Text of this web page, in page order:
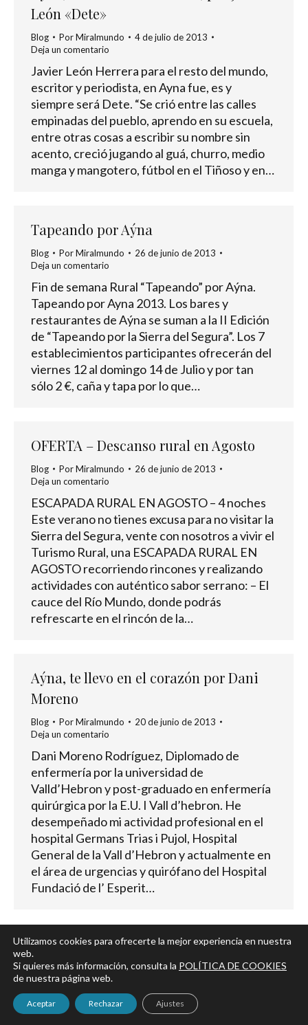
León «Dete»
Blog PorMiralmundo
4 de julio de 2013
Deja un comentario
Javier León Herrera para el resto del mundo,
escritor y periodista, en Ayna fue, es y
siempre será Dete. “Se crió entre las calles
empinadas del pueblo, aprendo en su escuela,
entre otras cosas a escribir su nombre sin
acento, creció jugando al guá, churro, medio
manga y mangotero, fútbol en el Tiñoso y en…
Tapeando por Aýna
Blog PorMiralmundo
26 de junio de 2013
Deja un comentario
Fin de semana Rural “Tapeando” por Aýna.
Tapeando por Ayna 2013. Los bares y
restaurantes de Aýna se suman a la II Edición
de “Tapeando por la Sierra del Segura”. Los 7
establecimientos participantes ofrecerán del
viernes 12 al domingo 14 de Julio y por tan
sólo 2 €, caña y tapa por lo que…
OFERTA – Descanso rural en Agosto
Blog PorMiralmundo
26 de junio de 2013
Deja un comentario
ESCAPADA RURAL EN AGOSTO – 4 noches
Este verano no tienes excusa para no visitar la
Sierra del Segura, vente con nosotros a vivir el
Turismo Rural, una ESCAPADA RURAL EN
AGOSTO recorriendo rincones y realizando
actividades con auténtico sabor serrano: – El
cauce del Río Mundo, donde podrás
refrescarte en el rincón de la…
Aýna, te llevo en el corazón por Dani
Moreno
Blog PorMiralmundo
20 de junio de 2013
Deja un comentario
Dani Moreno Rodríguez, Diplomado de
enfermería por la universidad de
Valld’Hebron y post-graduado en enfermería
quirúrgica por la E.U. I Vall d’hebron. He
desempeñado mi actividad profesional en el
hospital Germans Trias i Pujol, Hospital
General de la Vall d’Hebron y actualmente en
el área de urgencias y quirófano del Hospital
Fundació de l’ Esperit…
14 15 16
17
Utilizamos cookies para ofrecerte la mejor experiencia en nuestra
web.
Si quieres más información, consulta la POLÍTICA DE COOKIES
de nuestra página web.
Aceptar Rechazar Ajustes